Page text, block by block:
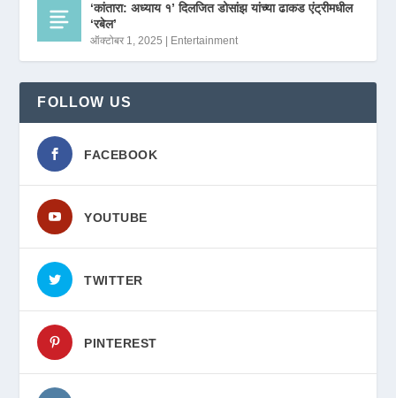
‘कांतारा: अध्याय १’ दिलजित डोसांझ यांच्या ढाकड एंट्रीमधील
‘रबेल’
ऑक्टोबर 1, 2025 Entertainment
FOLLOW US
FACEBOOK
YOUTUBE
TWITTER
PINTEREST